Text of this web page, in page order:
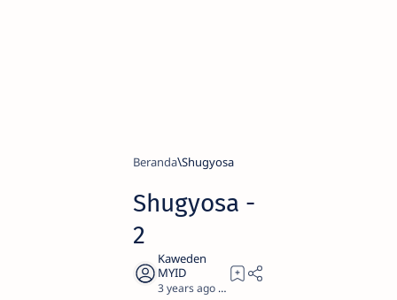
Beranda Shugyosa
Shugyosa -
2
3 years ago 0